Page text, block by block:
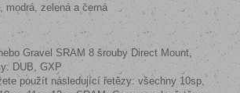
modrá, zelená a černá
Gravel SRAM 8 šrouby Direct Mount,
DUB, GXP
použít následující řetězy: všechny 10sp,